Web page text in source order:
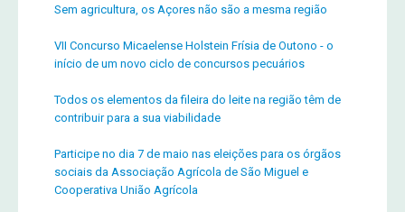
Sem agricultura, os Açores não são a mesma região
VII Concurso Micaelense Holstein Frísia de Outono - o
início de um novo ciclo de concursos pecuários
Todos os elementos da fileira do leite na região têm de
contribuir para a sua viabilidade
Participe no dia 7 de maio nas eleições para os órgãos
sociais da Associação Agrícola de São Miguel e
Cooperativa União Agrícola